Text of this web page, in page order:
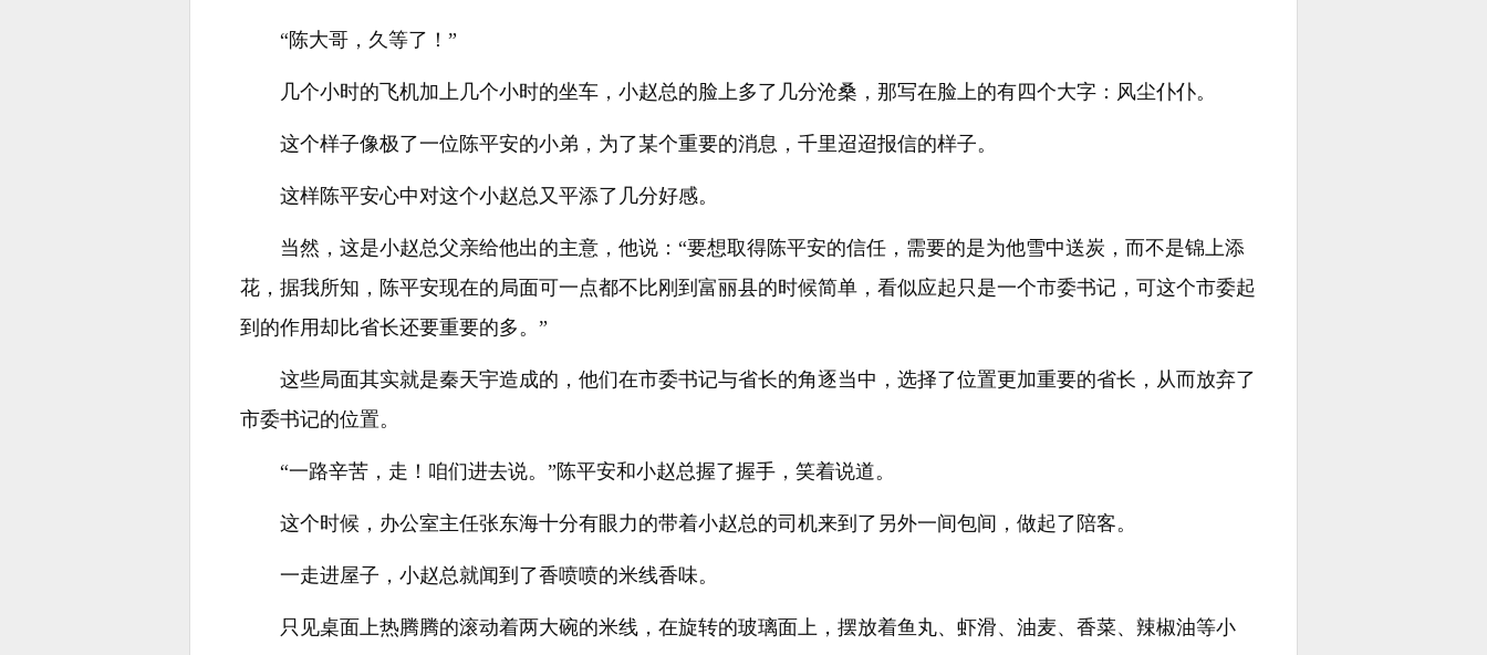
“陈大哥，久等了！”
几个小时的飞机加上几个小时的坐车，小赵总的脸上多了几分沧桑，那写在脸上的有四个大字：风尘仆仆。
这个样子像极了一位陈平安的小弟，为了某个重要的消息，千里迢迢报信的样子。
这样陈平安心中对这个小赵总又平添了几分好感。
当然，这是小赵总父亲给他出的主意，他说：“要想取得陈平安的信任，需要的是为他雪中送炭，而不是锦上添
花，据我所知，陈平安现在的局面可一点都不比刚到富丽县的时候简单，看似应起只是一个市委书记，可这个市委起
到的作用却比省长还要重要的多。”
这些局面其实就是秦天宇造成的，他们在市委书记与省长的角逐当中，选择了位置更加重要的省长，从而放弃了
市委书记的位置。
“一路辛苦，走！咱们进去说。”陈平安和小赵总握了握手，笑着说道。
这个时候，办公室主任张东海十分有眼力的带着小赵总的司机来到了另外一间包间，做起了陪客。
一走进屋子，小赵总就闻到了香喷喷的米线香味。
只见桌面上热腾腾的滚动着两大碗的米线，在旋转的玻璃面上，摆放着鱼丸、虾滑、油麦、香菜、辣椒油等小